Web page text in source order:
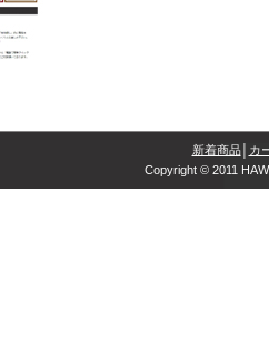
新着商品│
カ
Copyright © 2011